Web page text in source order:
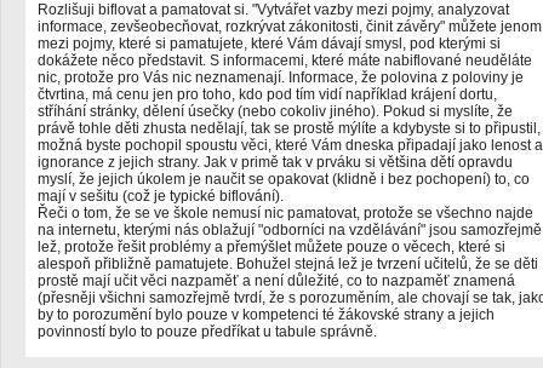
Rozlišuji biflovat a pamatovat si. "Vytvářet vazby mezi pojmy, analyzovat
informace, zevšeobecňovat, rozkrývat zákonitosti, činit závěry" můžete jenom
mezi pojmy, které si pamatujete, které Vám dávají smysl, pod kterými si
dokážete něco představit. S informacemi, které máte nabiflované neuděláte
nic, protože pro Vás nic neznamenají. Informace, že polovina z poloviny je
čtvrtina, má cenu jen pro toho, kdo pod tím vidí například krájení dortu,
stříhání stránky, dělení úsečky (nebo cokoliv jiného). Pokud si myslíte, že
právě tohle děti zhusta nedělají, tak se prostě mýlíte a kdybyste si to připustil,
možná byste pochopil spoustu věci, které Vám dneska připadají jako lenost a
ignorance z jejich strany. Jak v primě tak v prváku si většina dětí opravdu
myslí, že jejich úkolem je naučit se opakovat (klidně i bez pochopení) to, co
mají v sešitu (což je typické biflování).
Řeči o tom, že se ve škole nemusí nic pamatovat, protože se všechno najde
na internetu, kterými nás oblažují "odborníci na vzdělávání" jsou samozřejmě
lež, protože řešit problémy a přemýšlet můžete pouze o věcech, které si
alespoň přibližně pamatujete. Bohužel stejná lež je tvrzení učitelů, že se děti
prostě mají učit věci nazpaměť a není důležité, co to nazpaměť znamená
(přesněji všichni samozřejmě tvrdí, že s porozuměním, ale chovají se tak,
by to porozumění bylo pouze v kompetenci té žákovské strany a jejich
povinností bylo to pouze předříkat u tabule správně.